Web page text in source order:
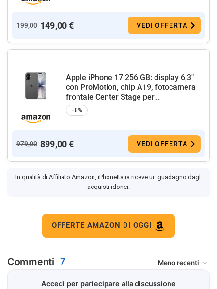
199,00 149,00 € VEDI OFFERTA
Apple iPhone 17 256 GB: display 6,3"
con ProMotion, chip A19, fotocamera
frontale Center Stage per...
−8%
979,00 899,00 € VEDI OFFERTA
In qualità di Affiliato Amazon, iPhoneItalia riceve un guadagno dagli
acquisti idonei.
OFFERTE AMAZON DI OGGI
Commenti 7
Accedi per partecipare alla discussione